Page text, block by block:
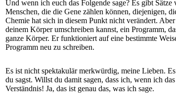
Und wenn ich euch das Folgende sage? Es gibt
Menschen, die die Gene zählen können, diejenigen,
Chemie hat sich in diesem Punkt nicht verändert.
deinem Körper umschreiben kannst, ein Programm,
ganze Körper. Er funktioniert auf eine bestimmte
Programm neu zu schreiben.
Es ist nicht spektakulär merkwürdig, meine Lieben.
du sagst. Willst du damit sagen, dass ich, wenn ich
Verständnis! Ja, das ist genau das, was ich sage.